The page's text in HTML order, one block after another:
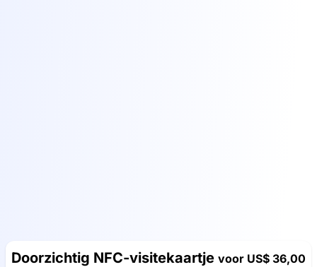
Doorzichtig NFC-visitekaartje voor US$ 36,00